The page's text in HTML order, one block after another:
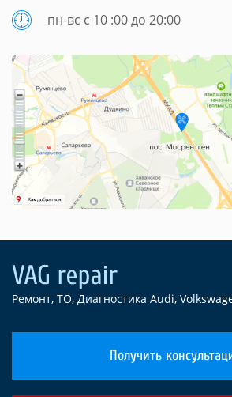
пн-вс с 10 :00 до 20:00
Ремонт, ТО, Диагностика Audi,
Получить